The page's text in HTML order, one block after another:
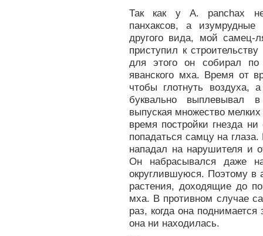
Так как у A. panchax
панхаксов, а изумрудные
другого вида, мой самец-
приступил к
для этого он собирал по
яванского мха. Время от
чтобы глотнуть воздуха,
буквально выплевывал
выпуская множество
время постройки гнезда
попадаться самцу на
нападал на нарушителя и
Он набрасывался даже
округлившуюся. Поэтому в
растения, доходящие до
мха. В противном случае
раз, когда она
она ни находилась.